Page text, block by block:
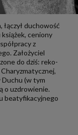
duchowość
ceniony
z
Założyciel
do dziś: reko­
(w tym
o uzdrowienie.
beatyfikacyjnego